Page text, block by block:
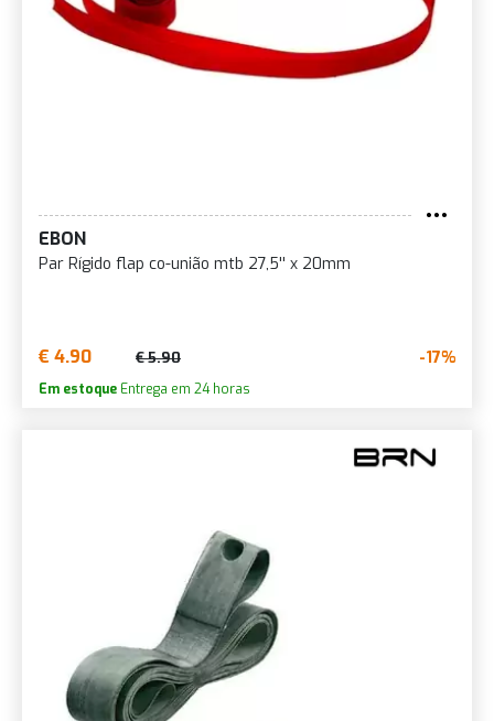
EBON
Par Rígido flap co-união mtb 27,5'' x 20mm
€ 4.90 € 5.90 -17%
Em estoque Entrega em 24 horas